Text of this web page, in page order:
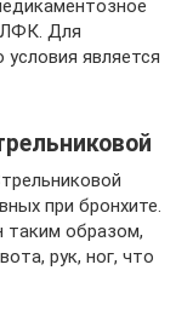
ЛФК. Для
является
при бронхите.
таким образом,
рук, ног, что